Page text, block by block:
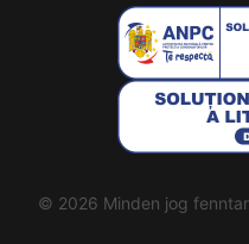
© 2026 Minden jog